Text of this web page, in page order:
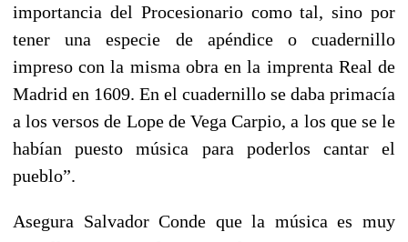
importancia del Procesionario como tal, sino por
tener una especie de apéndice o cuadernillo
impreso con la misma obra en la imprenta Real de
Madrid en 1609. En el cuadernillo se daba primacía
a los versos de Lope de Vega Carpio, a los que se le
habían puesto música para poderlos cantar el
pueblo”.
Asegura Salvador Conde que la música es muy